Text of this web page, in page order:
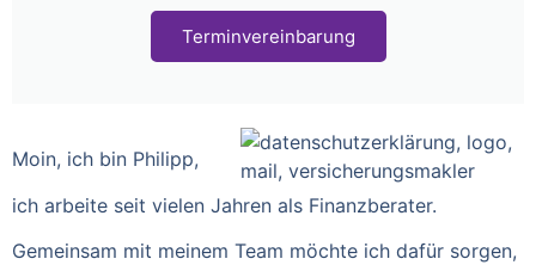
Terminvereinbarung
Moin, ich bin Philipp,
ich arbeite seit vielen Jahren als Finanzberater.
Gemeinsam mit meinem Team möchte ich dafür sorgen,